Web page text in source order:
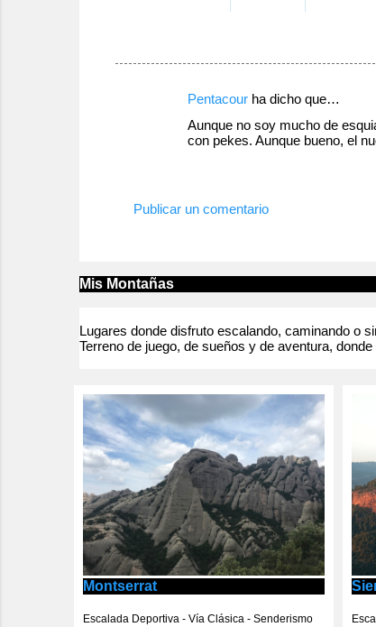
i
o
s
Pentacour ha dicho que…
Aunque no soy mucho de
con pekes. Aunque bueno, el
Publicar un comentario
Mis Montañas
Lugares donde disfruto escalando, caminando o
Terreno de juego, de sueños y de aventura,
Montserrat
Escalada Deportiva - Vía Clásica - Senderismo